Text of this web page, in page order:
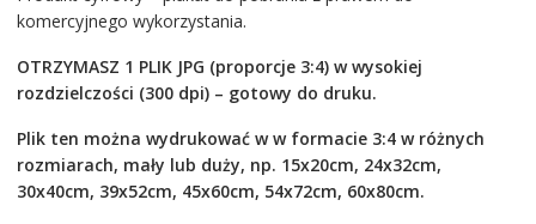
komercyjnego wykorzystania.
OTRZYMASZ 1 PLIK JPG (proporcje 3:4) w wysokiej
rozdzielczości (300 dpi) – gotowy do druku.
Plik ten można wydrukować w w formacie 3:4 w różnych
rozmiarach, mały lub duży, np. 15x20cm, 24x32cm,
30x40cm, 39x52cm, 45x60cm, 54x72cm, 60x80cm.